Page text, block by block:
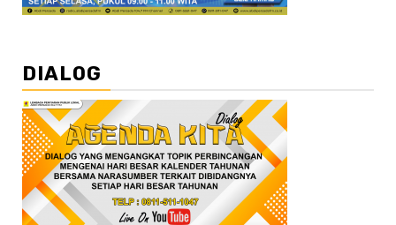
DIALOG